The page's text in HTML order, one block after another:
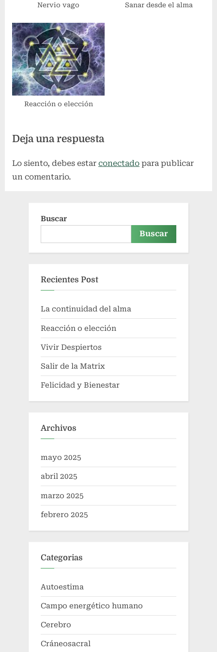
Nervio vago Sanar desde el alma
Reacción o elección
Deja una respuesta
Lo siento, debes estar conectado para publicar
un comentario.
Buscar
Buscar
Recientes Post
La continuidad del alma
Reacción o elección
Vivir Despiertos
Salir de la Matrix
Felicidad y Bienestar
Archivos
mayo 2025
abril 2025
marzo 2025
febrero 2025
Categorias
Autoestima
Campo energético humano
Cerebro
Cráneosacral